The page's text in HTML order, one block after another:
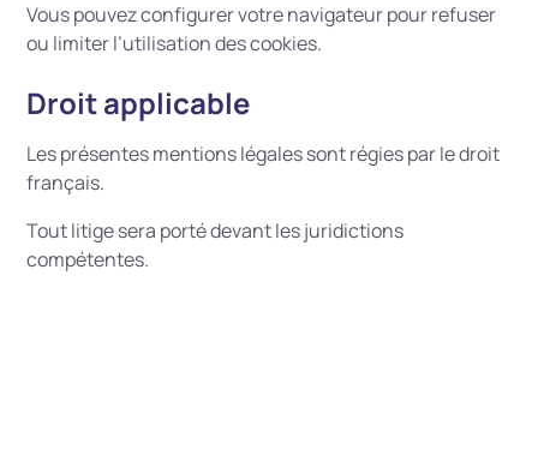
Vous pouvez configurer votre navigateur pour refuser
ou limiter l’utilisation des cookies.
Droit applicable
Les présentes mentions légales sont régies par le droit
français.
Tout litige sera porté devant les juridictions
compétentes.